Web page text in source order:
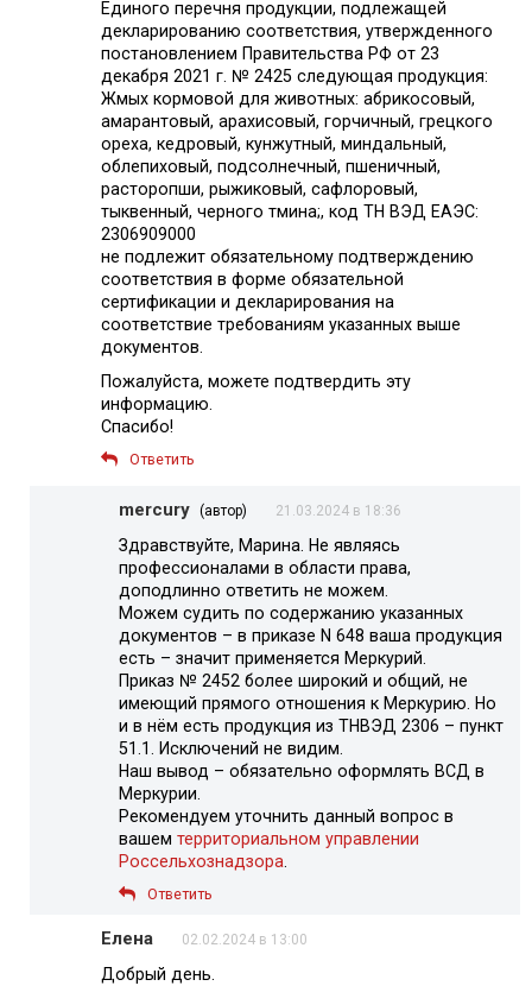
Единого перечня продукции, подлежащей
декларированию соответствия, утвержденного
постановлением Правительства РФ от 23
декабря 2021 г. № 2425 следующая продукция:
Жмых кормовой для животных: абрикосовый,
амарантовый, арахисовый, горчичный, грецкого
ореха, кедровый, кунжутный, миндальный,
облепиховый, подсолнечный, пшеничный,
расторопши, рыжиковый, сафлоровый,
тыквенный, черного тмина;, код ТН ВЭД ЕАЭС:
2306909000
не подлежит обязательному подтверждению
соответствия в форме обязательной
сертификации и декларирования на
соответствие требованиям указанных выше
документов.
Пожалуйста, можете подтвердить эту
информацию.
Спасибо!
Ответить
mercury (автор) 21.03.2024 в 18:36
Здравствуйте, Марина. Не являясь
профессионалами в области права,
доподлинно ответить не можем.
Можем судить по содержанию указанных
документов – в приказе N 648 ваша продукция
есть – значит применяется Меркурий.
Приказ № 2452 более широкий и общий, не
имеющий прямого отношения к Меркурию. Но
и в нём есть продукция из ТНВЭД 2306 – пункт
51.1. Исключений не видим.
Наш вывод – обязательно оформлять ВСД в
Меркурии.
Рекомендуем уточнить данный вопрос в
вашем территориальном управлении
Россельхознадзора
Ответить
Елена 02.02.2024 в 13:00
Добрый день.